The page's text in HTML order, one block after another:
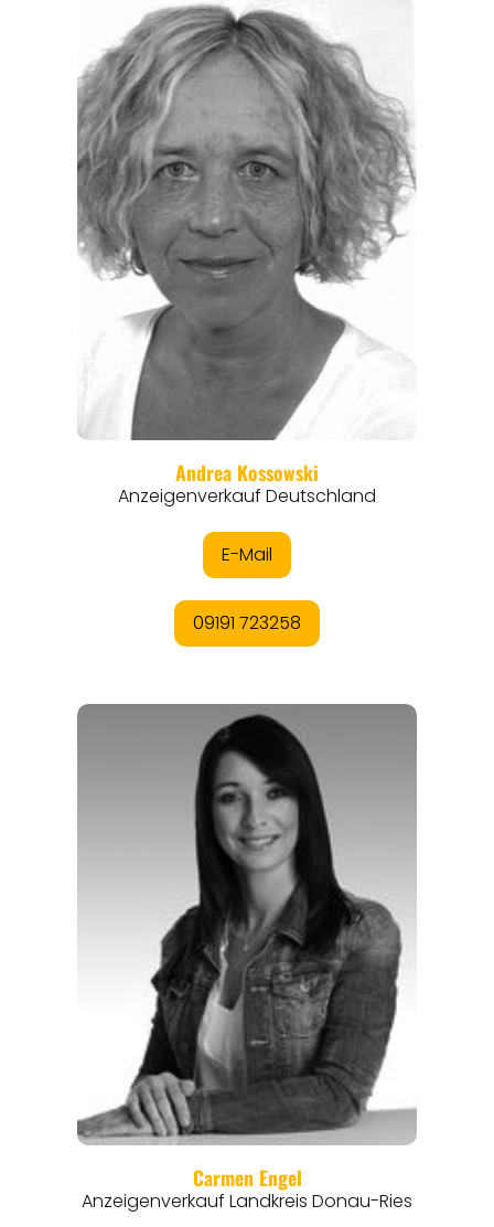
ORTE
EVENTS
REISEFÜHRER
REISEMAGAZINE
ANGEBOTE